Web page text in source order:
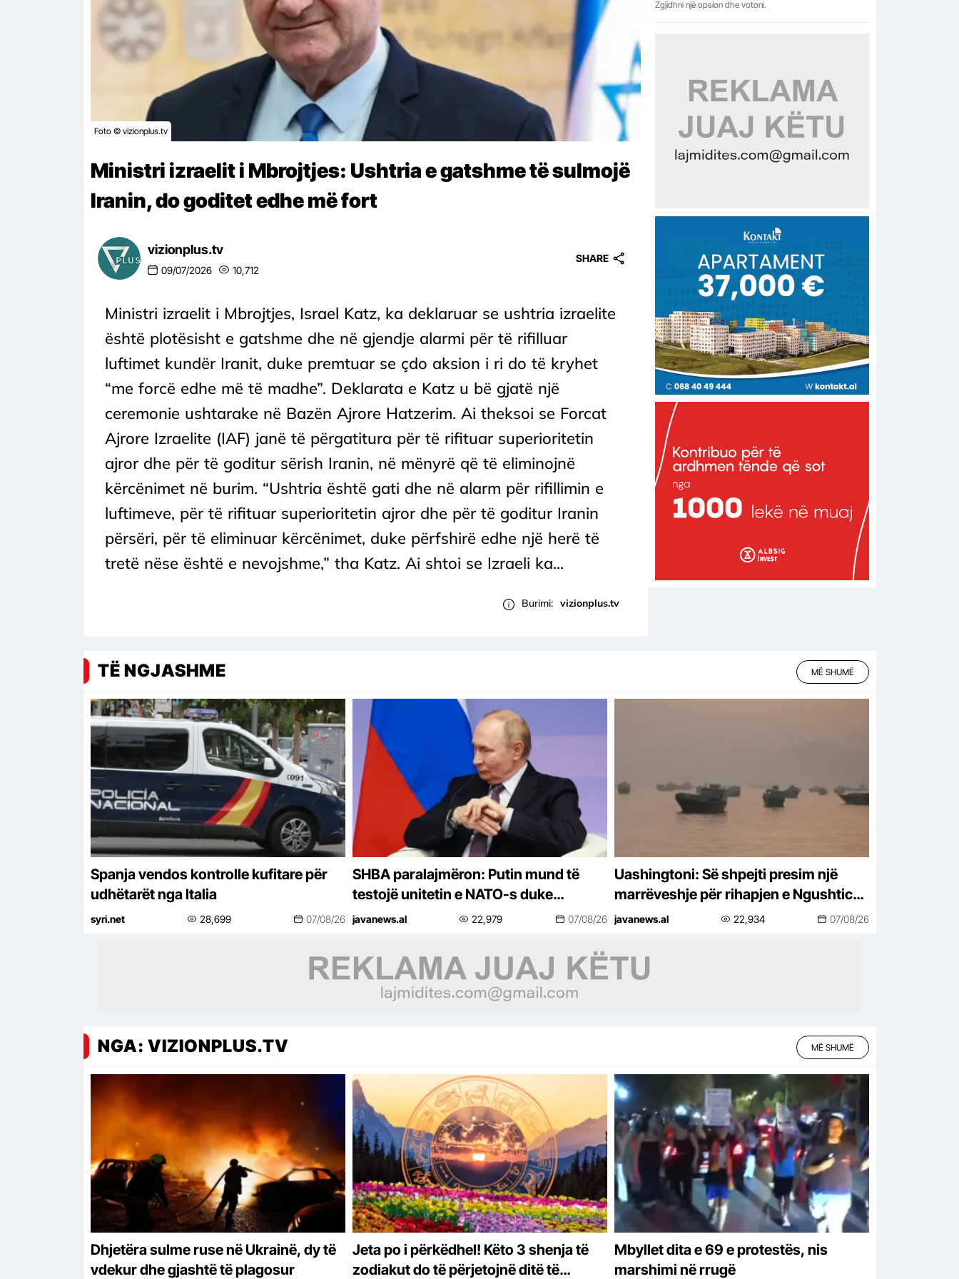
Foto © vizionplus.tv
Ministri izraelit i Mbrojtjes: Ushtria e gatshme të sulmojë
Iranin, do goditet edhe më fort
vizionplus.tv
09/07/2026 10,712
SHARE
Ministri izraelit i Mbrojtjes, Israel Katz, ka deklaruar se ushtria izraelite
është plotësisht e gatshme dhe në gjendje alarmi për të rifilluar
luftimet kundër Iranit, duke premtuar se çdo aksion i ri do të kryhet
“me forcë edhe më të madhe”. Deklarata e Katz u bë gjatë një
ceremonie ushtarake në Bazën Ajrore Hatzerim. Ai theksoi se Forcat
Ajrore Izraelite (IAF) janë të përgatitura për të rifituar superioritetin
ajror dhe për të goditur sërish Iranin, në mënyrë që të eliminojnë
kërcënimet në burim. “Ushtria është gati dhe në alarm për rifillimin e
luftimeve, për të rifituar superioritetin ajror dhe për të goditur Iranin
përsëri, për të eliminuar kërcënimet, duke përfshirë edhe një herë të
tretë nëse është e nevojshme,” tha Katz. Ai shtoi se Izraeli ka...
Burimi: vizionplus.tv
Zgjidhni një opsion dhe votoni.
TË NGJASHME MË SHUMË
Spanja vendos kontrolle kufitare për
udhëtarët nga Italia
syri.net 28,699 07/08/26
SHBA paralajmëron: Putin mund të
testojë unitetin e NATO-s duke
sulmuar një vend anëtar
javanews.al 22,979 07/08/26
Uashingtoni: Së shpejti presim një
marrëveshje për rihapjen e Ngushticës
së Hormuzit
javanews.al 22,934 07/08/26
NGA: VIZIONPLUS.TV MË SHUMË
Dhjetëra sulme ruse në Ukrainë, dy të
vdekur dhe gjashtë të plagosur
Jeta po i përkëdhel! Këto 3 shenja të
zodiakut do të përjetojnë ditë të
Mbyllet dita e 69 e protestës, nis
marshimi në rrugë